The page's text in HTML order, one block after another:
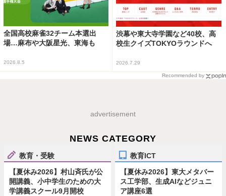
全国高校麻雀32チーム本選出
場…麻布や大阪星光、東海も
2026.8.5
渋幕や東大寺学園など40校、高
校生クイズTOKYOラウンドへ
2026.7.29
Recommended by
advertisement
NEWS CATEGORY
教育・受験
【夏休み2026】村山斉氏が公
開講義、小中学生のための大
学講義スクール9月開校
教育ICT
【夏休み2026】東大メタバー
ス工学部、生成AIなどジュニ
ア講座6選